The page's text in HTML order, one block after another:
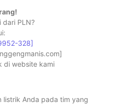
dari PLN?
328]
di website kami
listrik Anda pada tim yang